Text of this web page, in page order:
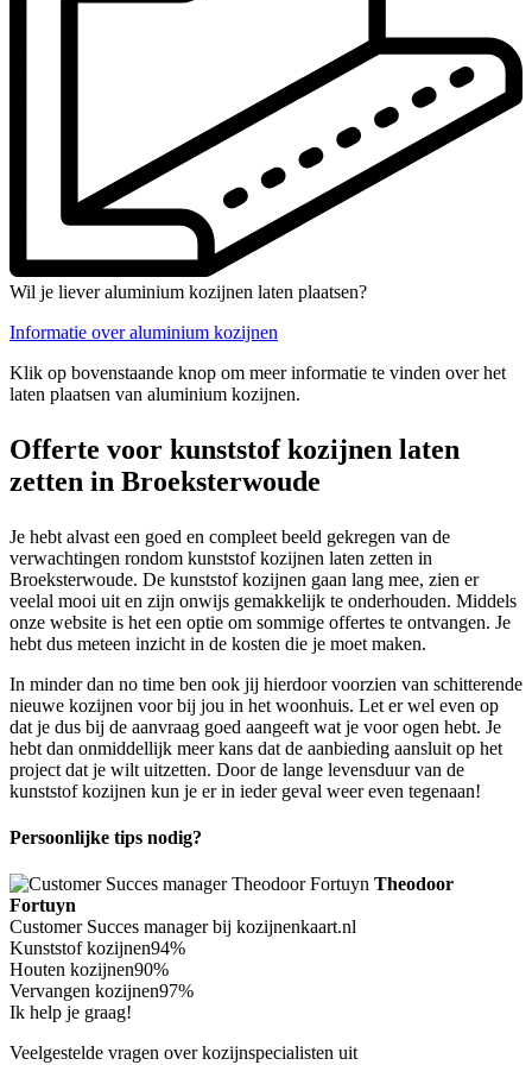
Wil je liever aluminium kozijnen laten plaatsen?
Informatie over aluminium kozijnen
Klik op bovenstaande knop om meer informatie te vinden over het
laten plaatsen van aluminium kozijnen.
Offerte voor kunststof kozijnen laten
zetten in Broeksterwoude
Je hebt alvast een goed en compleet beeld gekregen van de
verwachtingen rondom kunststof kozijnen laten zetten in
Broeksterwoude. De kunststof kozijnen gaan lang mee, zien er
veelal mooi uit en zijn onwijs gemakkelijk te onderhouden. Middels
onze website is het een optie om sommige offertes te ontvangen. Je
hebt dus meteen inzicht in de kosten die je moet maken.
In minder dan no time ben ook jij hierdoor voorzien van schitterende
nieuwe kozijnen voor bij jou in het woonhuis. Let er wel even op
dat je dus bij de aanvraag goed aangeeft wat je voor ogen hebt. Je
hebt dan onmiddellijk meer kans dat de aanbieding aansluit op het
project dat je wilt uitzetten. Door de lange levensduur van de
kunststof kozijnen kun je er in ieder geval weer even tegenaan!
Persoonlijke tips nodig?
Theodoor
Fortuyn
Customer Succes manager bij kozijnenkaart.nl
Kunststof kozijnen94%
Houten kozijnen90%
Vervangen kozijnen97%
Ik help je graag!
Veelgestelde vragen over kozijnspecialisten uit